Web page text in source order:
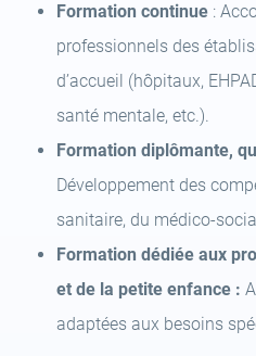
Formation continue :
professionnels des
d’accueil (hôpitaux,
santé mentale, etc.).
Formation diplômante,
Développement des
sanitaire, du médico-
Formation dédiée aux
et de la petite enfance :
adaptées aux besoins